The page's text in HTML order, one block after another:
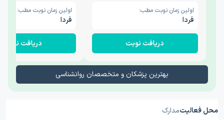
اولین زمان نوبت مطب:
فردا
دریافت نوبت
اولین زمان نوبت مطب:
فردا
دریافت نوبت
بهترین پزشکان و متخصصان روانشناسی
محل فعالیتمدارک